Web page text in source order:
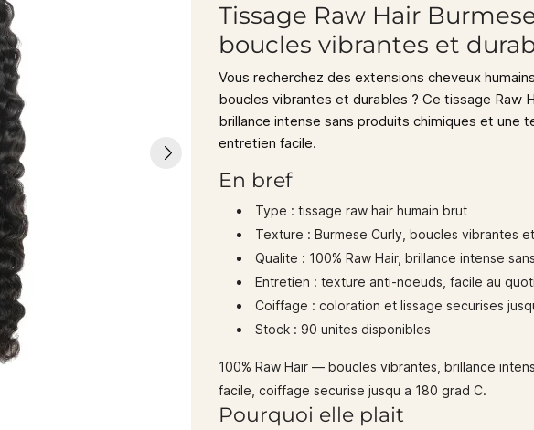
Tissage Raw Hair
boucles vibrantes et
Vous recherchez des extensions cheveux
boucles vibrantes et durables ? Ce tissage Raw
brillance intense sans produits chimiques et une
entretien facile.
En bref
Type : tissage raw hair humain brut
Texture : Burmese Curly, boucles vibrantes
Qualite : 100% Raw Hair, brillance intense
Entretien : texture anti-noeuds, facile au
Coiffage : coloration et lissage securises
Stock : 90 unites disponibles
100% Raw Hair — boucles vibrantes, brillance
facile, coiffage securise jusqu a 180 grad C.
Pourquoi elle plait